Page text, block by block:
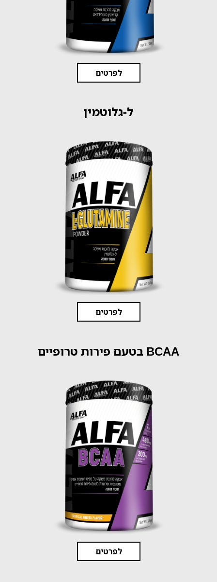
לפרטים
ל-גלוטמין
לפרטים
BCAA בטעם פירות טרופיים
לפרטים